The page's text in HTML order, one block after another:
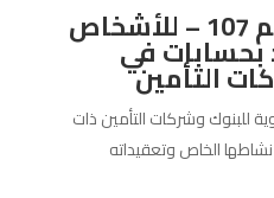
الإقرار الضريبي رقم 107 – للأشخاص
بحسابات في
التأمين
للبنوك وشركات التأمين ذات
الخاص وتعقيداته